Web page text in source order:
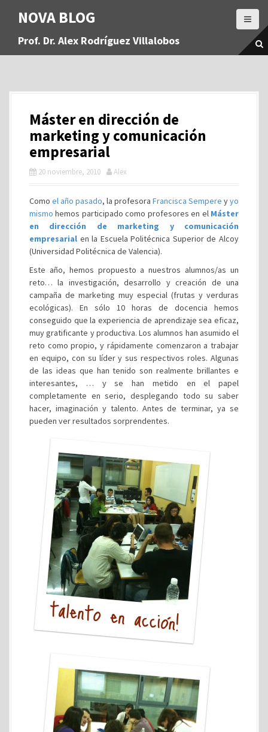
a
NOVA BLOG
Prof. Dr. Alex Rodríguez Villalobos
Máster en dirección de
marketing y comunicación
empresarial
20 noviembre, 2010 Alex
Como el año pasado, la profesora Francisca Sempere yyo
mismo hemos participado como profesores en el Máster
en dirección de marketing y comunicación
empresarial en la Escuela Politécnica Superior de Alcoy
(Universidad Politécnica de Valencia).
Este año, hemos propuesto a nuestros alumnos/as un
reto… la investigación, desarrollo y creación de una
campaña de marketing muy especial (frutas y verduras
ecológicas). En sólo 10 horas de docencia hemos
conseguido que la experiencia de aprendizaje sea eficaz,
muy gratificante y productiva. Los alumnos han asumido el
reto como propio, y rápidamente comenzaron a trabajar
en equipo, con su líder y sus respectivos roles. Algunas
de las ideas que han tenido son realmente brillantes e
interesantes, … y se han metido en el papel
completamente en serio, desplegando todo su saber
hacer, imaginación y talento. Antes de terminar, ya se
pueden ver resultados sorprendentes.